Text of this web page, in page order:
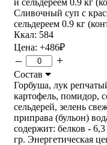
Сливочный суп с
сельдереем 0.9 кг
Ккал: 584
Цена: +486₽
– +
Состав
Горбуша, лук
картофель, помидор,
сельдерей, зелень
приправа (бульон)
содержит: белков -
гр. Энергетическая